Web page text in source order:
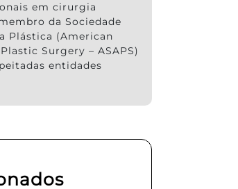
em cirurgia
da Sociedade
Plástica (American
Surgery – ASAPS)
entidades